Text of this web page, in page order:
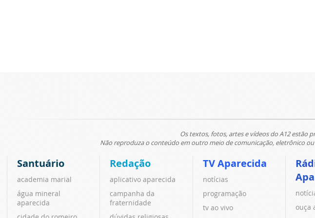
Os textos, fotos, artes e vídeos do A12 estão
Não reproduza o conteúdo em outro meio de comunicação, eletrônico
Santuário
academia marial
água mineral
aparecida
Redação
aplicativo aparecida
campanha da
fraternidade
TV Aparecida
notícias
programação
tv ao vivo
ouça